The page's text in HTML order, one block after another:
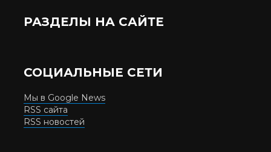
РАЗДЕЛЫ НА САЙТЕ
СОЦИАЛЬНЫЕ СЕТИ
Мы в Google News
RSS сайта
RSS новостей